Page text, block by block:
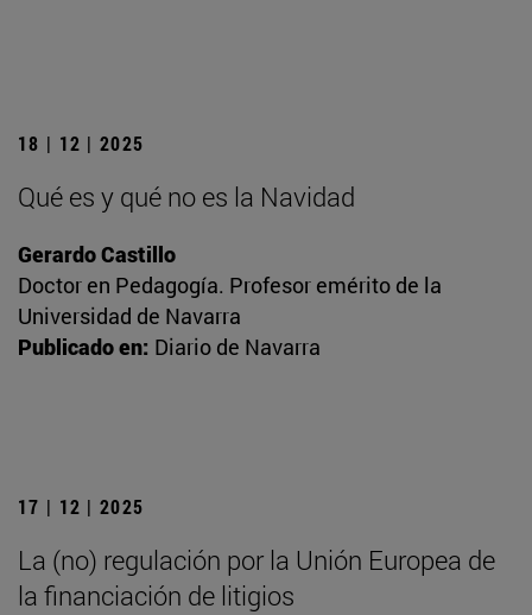
18 | 12 | 2025
Qué es y qué no es la Navidad
Gerardo Castillo
Doctor en Pedagogía. Profesor emérito de la
Universidad de Navarra
Publicado en: Diario de Navarra
17 | 12 | 2025
La (no) regulación por la Unión Europea de
la financiación de litigios